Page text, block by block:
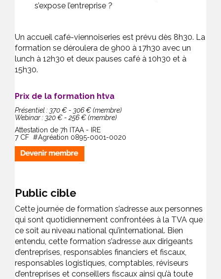
s’expose l’entreprise ?
Un accueil café-viennoiseries est prévu dès 8h30. La
formation se déroulera de 9h00 à 17h30 avec un
lunch à 12h30 et deux pauses café à 10h30 et à
15h30.
Prix de la formation htva
Présentiel : 370 € - 306 € (membre)
Webinar : 320 € - 256 € (membre)
Attestation de 7h ITAA - IRE
7 CF #Agréation 0895-0001-0020
Public cible
Cette journée de formation s’adresse aux personnes
qui sont quotidiennement confrontées à la TVA que
ce soit au niveau national qu’international. Bien
entendu, cette formation s’adresse aux dirigeants
d’entreprises, responsables financiers et fiscaux,
responsables logistiques, comptables, réviseurs
d’entreprises et conseillers fiscaux ainsi qu’à toute